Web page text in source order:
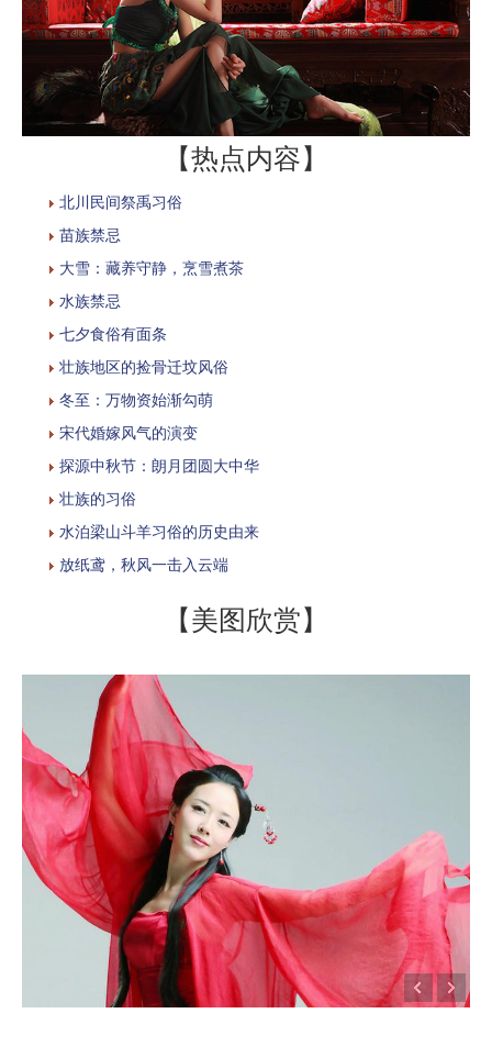
【热点内容】
北川民间祭禹习俗
苗族禁忌
大雪：藏养守静，烹雪煮茶
水族禁忌
七夕食俗有面条
壮族地区的捡骨迁坟风俗
冬至：万物资始渐勾萌
宋代婚嫁风气的演变
探源中秋节：朗月团圆大中华
壮族的习俗
水泊梁山斗羊习俗的历史由来
放纸鸢，秋风一击入云端
【美图欣赏】